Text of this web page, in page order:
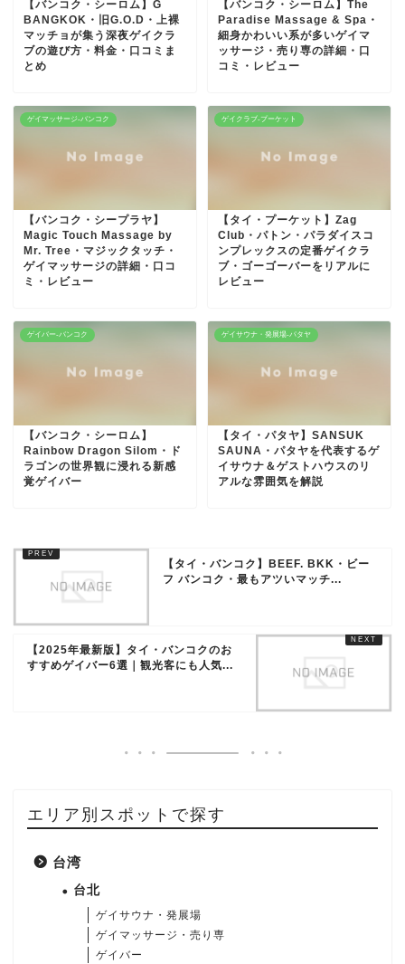
【バンコク・シーロム】G
BANGKOK・旧G.O.D・上裸
マッチョが集う深夜ゲイクラ
ブの遊び方・料金・口コミま
とめ
【バンコク・シーロム】The
Paradise Massage & Spa・
細身かわいい系が多いゲイマ
ッサージ・売り専の詳細・口
コミ・レビュー
ゲイマッサージ-バンコク
【バンコク・シープラヤ】
Magic Touch Massage by
Mr. Tree・マジックタッチ・
ゲイマッサージの詳細・口コ
ミ・レビュー
ゲイクラブ-プーケット
【タイ・プーケット】Zag
Club・パトン・パラダイスコ
ンプレックスの定番ゲイクラ
ブ・ゴーゴーバーをリアルに
レビュー
ゲイバー-バンコク
【バンコク・シーロム】
Rainbow Dragon Silom・ド
ラゴンの世界観に浸れる新感
覚ゲイバー
ゲイサウナ・発展場-パタヤ
【タイ・パタヤ】SANSUK
SAUNA・パタヤを代表するゲ
イサウナ＆ゲストハウスのリ
アルな雰囲気を解説
【タイ・バンコク】BEEF. BKK・ビー
フ バンコク・最もアツいマッチ...
【2025年最新版】タイ・バンコクのお
すすめゲイバー6選｜観光客にも人気...
エリア別スポットで探す
台湾
台北
ゲイサウナ・発展場
ゲイマッサージ・売り専
ゲイバー